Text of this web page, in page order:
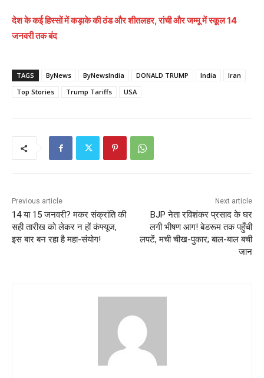
देश के कई हिस्सों में कड़ाके की ठंड और शीतलहर, रांची और जम्मू में स्कूल 14
जनवरी तक बंद
TAGS ByNews ByNewsIndia DONALD TRUMP India
Iran
Top Stories
Trump Tariffs USA
Previous article
14 या 15 जनवरी? मकर संक्रांति की
सही तारीख को लेकर न हों कंफ्यूज,
इस बार बन रहा है महा-संयोग!
Next article
BJP नेता रविशंकर प्रसाद के घर
लगी भीषण आग! बेडरूम तक पहुँची
लपटें, मची चीख-पुकार; बाल-बाल बची
जान